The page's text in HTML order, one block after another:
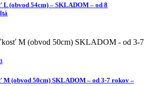
L (obvod 54cm) – SKLADOM – od 8
M (obvod 50cm) SKLADOM – od 3-7 rokov –